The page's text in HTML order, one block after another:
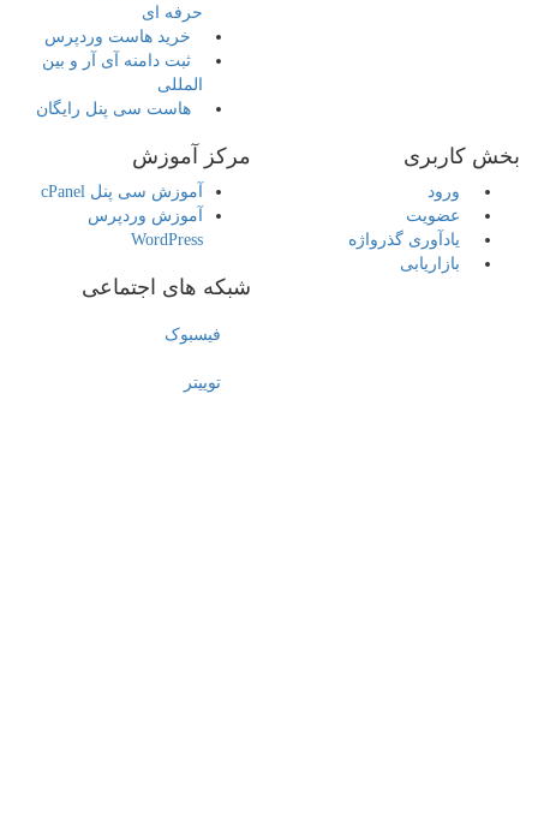
حرفه ای
خرید هاست وردپرس
ثبت دامنه آی آر و بین
المللی
هاست سی پنل رایگان
بخش کاربری
ورود
عضویت
یادآوری گذرواژه
بازاریابی
مرکز آموزش
آموزش سی پنل cPanel
آموزش وردپرس
WordPress
شبکه های اجتماعی
فیسبوک
توییتر